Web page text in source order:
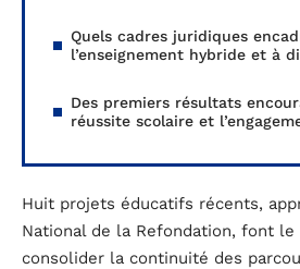
Quels cadres juridiques
l’enseignement hybride et à
Des premiers résultats
réussite scolaire et
Huit projets éducatifs récents,
National de la Refondation, font le
consolider la continuité des